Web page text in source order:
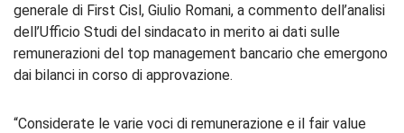
generale di First Cisl, Giulio Romani, a commento dell’analisi
dell’Ufficio Studi del sindacato in merito ai dati sulle
remunerazioni del top management bancario che emergono
dai bilanci in corso di approvazione.
“Considerate le varie voci di remunerazione e il fair value